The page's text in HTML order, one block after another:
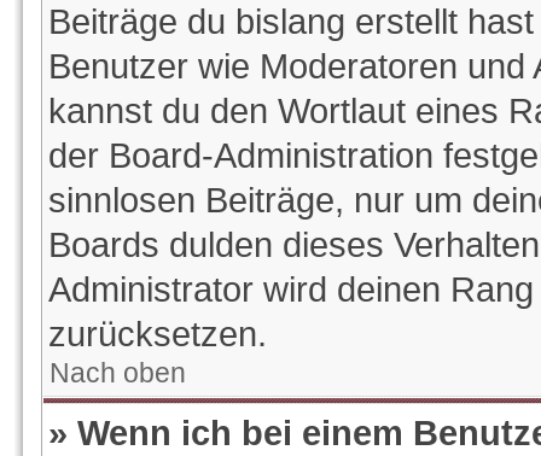
Beiträge du bislang erstellt
Benutzer wie Moderatoren
kannst du den Wortlaut eines
der Board-Administration
sinnlosen Beiträge, nur um
Boards dulden dieses
Administrator wird deinen
zurücksetzen.
Nach oben
» Wenn ich bei einem